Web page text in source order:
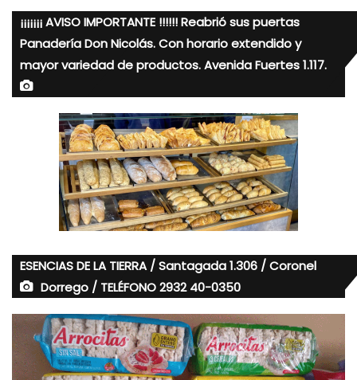
¡¡¡¡¡¡¡ AVISO IMPORTANTE !!!!!! Reabrió sus puertas
Panadería Don Nicolás. Con horario extendido y
mayor variedad de productos. Avenida Fuertes 1.117.
ESENCIAS DE LA TIERRA / Santagada 1.306 / Coronel
Dorrego / TELÉFONO 2932 40-0350